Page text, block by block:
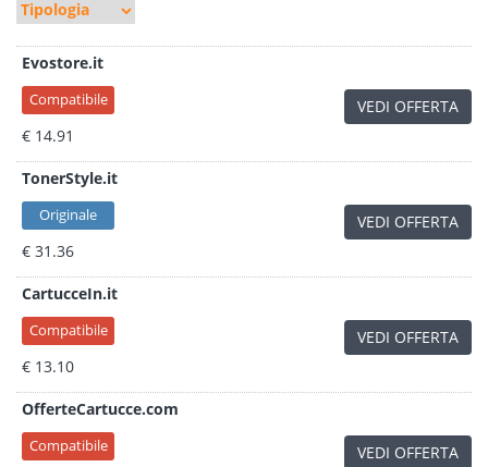
Evostore.it
Compatibile
€ 14.91
VEDI OFFERTA
TonerStyle.it
Originale
€ 31.36
VEDI OFFERTA
CartucceIn.it
Compatibile
€ 13.10
VEDI OFFERTA
OfferteCartucce.com
Compatibile VEDI OFFERTA